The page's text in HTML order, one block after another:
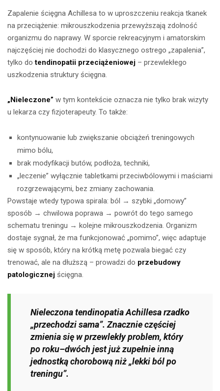
Zapalenie ścięgna Achillesa to w uproszczeniu reakcja tkanek
na przeciążenie: mikrouszkodzenia przewyższają zdolność
organizmu do naprawy. W sporcie rekreacyjnym i amatorskim
najczęściej nie dochodzi do klasycznego ostrego „zapalenia”,
tylko dotendinopatii przeciążeniowej – przewlekłego
uszkodzenia struktury ścięgna.
„Nieleczone” w tym kontekście oznacza nie tylko brak wizyty
u lekarza czy fizjoterapeuty. To także:
kontynuowanie lub zwiększanie obciążeń treningowych
mimo bólu,
brak modyfikacji butów, podłoża, techniki,
„leczenie” wyłącznie tabletkami przeciwbólowymi i maściami
rozgrzewającymi, bez zmiany zachowania.
Powstaje wtedy typowa spirala: ból → szybki „domowy”
sposób → chwilowa poprawa → powrót do tego samego
schematu treningu → kolejne mikrouszkodzenia. Organizm
dostaje sygnał, że ma funkcjonować „pomimo”, więc adaptuje
się w sposób, który na krótką metę pozwala biegać czy
trenować, ale na dłuższą – prowadzi do przebudowy
patologicznej ścięgna.
Nieleczona tendinopatia Achillesa rzadko
„przechodzi sama”. Znacznie częściej
zmienia się w przewlekły problem, który
po roku–dwóch jest już zupełnie inną
jednostką chorobową niż „lekki ból po
treningu”.